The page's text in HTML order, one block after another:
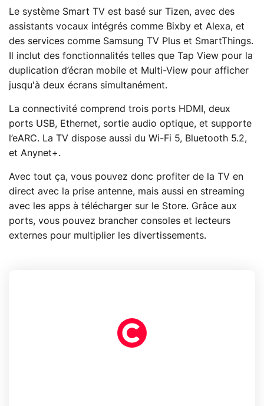
Le système Smart TV est basé sur Tizen, avec des
assistants vocaux intégrés comme Bixby et Alexa, et
des services comme Samsung TV Plus et SmartThings.
Il inclut des fonctionnalités telles que Tap View pour la
duplication d’écran mobile et Multi-View pour afficher
jusqu'à deux écrans simultanément.
La connectivité comprend trois ports HDMI, deux
ports USB, Ethernet, sortie audio optique, et supporte
l’eARC. La TV dispose aussi du Wi-Fi 5, Bluetooth 5.2,
et Anynet+.
Avec tout ça, vous pouvez donc profiter de la TV en
direct avec la prise antenne, mais aussi en streaming
avec les apps à télécharger sur le Store. Grâce aux
ports, vous pouvez brancher consoles et lecteurs
externes pour multiplier les divertissements.